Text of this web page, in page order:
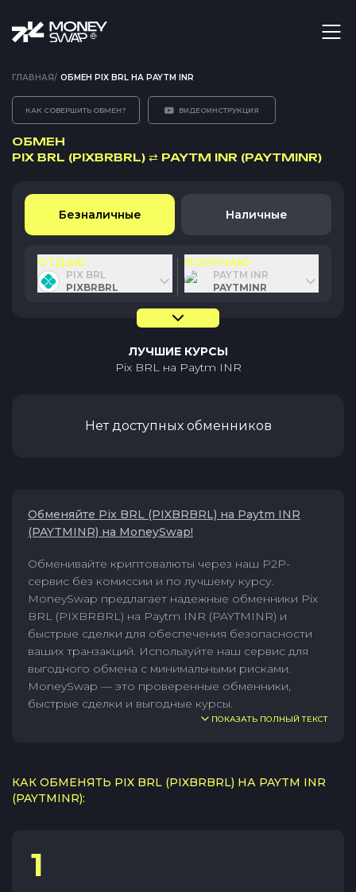
ГЛАВНАЯ/ ОБМЕН PIX BRL НА PAYTM INR
КАК СОВЕРШИТЬ ОБМЕН? ВИДЕОИНСТРУКЦИЯ
ОБМЕН
PIX BRL (PIXBRBRL) ⇄ PAYTM INR (PAYTMINR)
Безналичные Наличные
ОТДАЮ
PIX BRL
PIXBRBRL
ПОЛУЧАЮ
PAYTM INR
PAYTMINR
ЛУЧШИЕ КУРСЫ
Pix BRLна Paytm INR
Нет доступных обменников
Обменяйте Pix BRL (PIXBRBRL) на Paytm INR
(PAYTMINR) на MoneySwap!
Обменивайте криптовалюты через наш P2P-
сервис без комиссии и по лучшему курсу.
MoneySwap предлагает надежные обменники Pix
BRL (PIXBRBRL) на Paytm INR (PAYTMINR) и
быстрые сделки для обеспечения безопасности
ваших транзакций. Используйте наш сервис для
выгодного обмена с минимальными рисками.
MoneySwap — это проверенные обменники,
быстрые сделки и выгодные курсы.
ПОКАЗАТЬ ПОЛНЫЙ ТЕКСТ
КАК ОБМЕНЯТЬ PIX BRL (PIXBRBRL) НА PAYTM INR
(PAYTMINR):
1